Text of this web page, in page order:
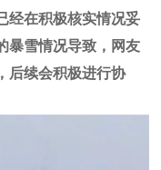
经在积极核实情况妥
暴雪情况导致，网友
后续会积极进行协